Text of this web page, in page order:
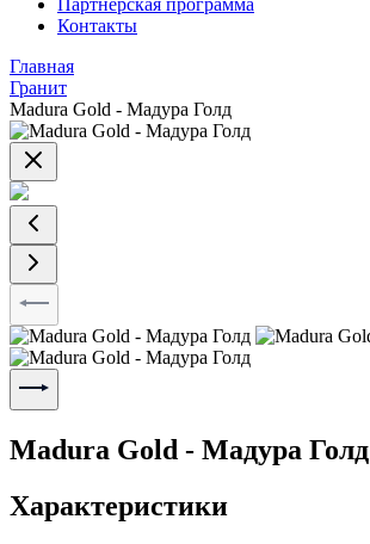
Партнерская программа
Контакты
Главная
Гранит
Madura Gold - Мадура Голд
Madura Gold - Мадура Голд
Характеристики